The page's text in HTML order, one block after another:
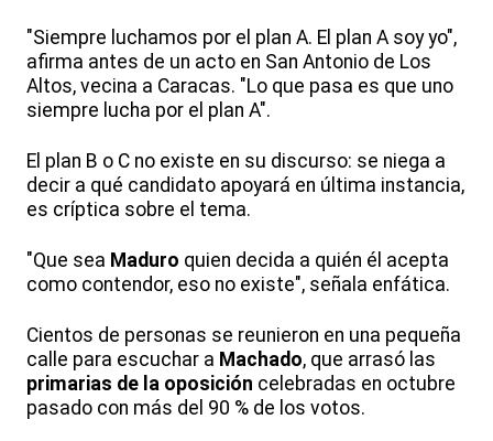
"Siempre luchamos por el plan A. El plan A soy yo",
afirma antes de un acto en San Antonio de Los
Altos, vecina a Caracas. "Lo que pasa es que uno
siempre lucha por el plan A".
El plan B o C no existe en su discurso: se niega a
decir a qué candidato apoyará en última instancia,
es críptica sobre el tema.
"Que sea Maduro quien decida a quién él acepta
como contendor, eso no existe", señala enfática.
Cientos de personas se reunieron en una pequeña
calle para escuchar a Machado, que arrasó las
primarias de la oposición celebradas en octubre
pasado con más del 90 % de los votos.